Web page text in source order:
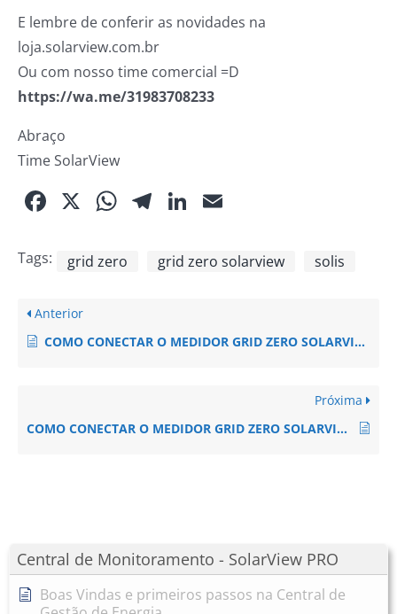
Central de Monitoramento - SolarView PRO
Boas Vindas e primeiros passos na Central de
E lembre de conferir as novidades na
loja.solarview.com.br
Ou com nosso time comercial =D
https://wa.me/31983708233
Abraço
Time SolarView
Facebook
X WhatsApp
Telegram
LinkedIn
Tags: grid zero grid zero solarview solis
Anterior
COMO CONECTAR O MEDIDOR GRID ZERO SOLARVIEW NO INVERSOR SOLIS – MONOFÁSICO (Solis S6-GR1P7K03-NV-ND / S6-GR1P8K03-NV-ND / S6-GR1P9K03-NV-ND / S6-GR1P10K03-NV-ND)?
Próxima
COMO CONECTAR O MEDIDOR GRID ZERO SOLARVIEW NO INVERSOR SOLIS – MONOFÁSICO (SOLIS-S6-GR1P7K~10K03-NV-ND)?